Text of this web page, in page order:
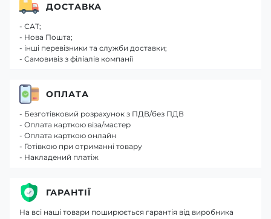
ДОСТАВКА
- САТ;
- Нова Пошта;
- інші перевізники та служби доставки;
- Самовивіз з філіалів компанії
ОПЛАТА
- Безготівковий розрахунок з ПДВ/без ПДВ
- Оплата карткою віза/мастер
- Оплата карткою онлайн
- Готівкою при отриманні товару
- Накладений платіж
ГАРАНТІЇ
На всі наші товари поширюється гарантія від виробника